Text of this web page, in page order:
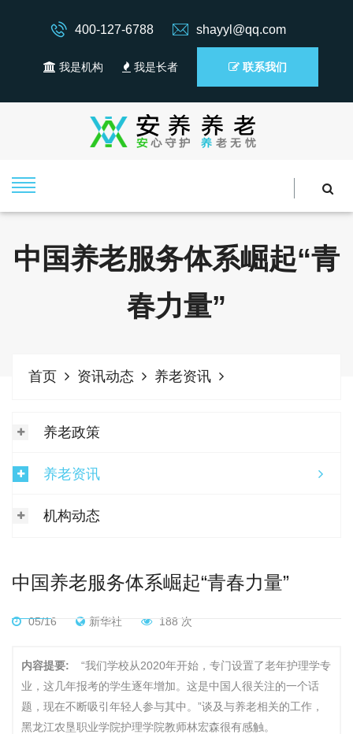
400-127-6788 shayyl@qq.com
我是机构 我是长者 联系我们
中国养老服务体系崛起“青
春力量”
首页 资讯动态 养老资讯
养老政策
养老资讯
机构动态
中国养老服务体系崛起“青春力量”
05/16 新华社 188 次
内容提要:
“我们学校从2020年开始，专门设置了老年护理学专
业，这几年报考的学生逐年增加。这是中国人很关注的一个话
题，现在不断吸引年轻人参与其中。”谈及与养老相关的工作，
黑龙江农垦职业学院护理学院教师林宏森很有感触。